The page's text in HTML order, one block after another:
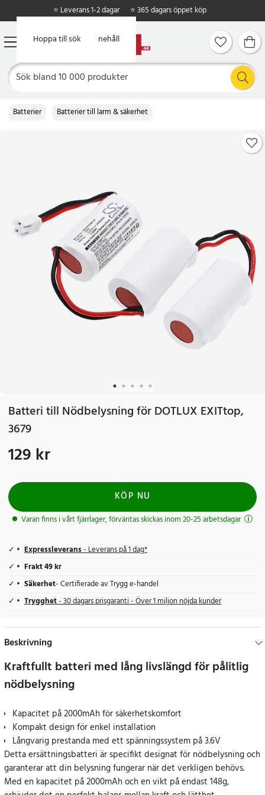
Hoppa till huvudinnehåll
Hoppa till sök
⭐ Leverans 1-2 dagar ⭐ 365 dagars öppet köp
Batterier Batterier till larm & säkerhet
Batteri till Nödbelysning för DOTLUX EXITtop,
3679
Pris:129 kr
129 kr
KÖP NU
Varan finns i vårt fjärrlager, förväntas skickas inom 20-25 arbetsdagar
Expressleverans- Leverans på 1 dag*
Frakt 49 kr
Säkerhet- Certifierade av Trygg e-handel
Trygghet- 30 dagars prisgaranti - Över 1 miljon nöjda kunder
Beskrivning
Kraftfullt batteri med lång livslängd för pålitlig
nödbelysning
Kapacitet på 2000mAh för säkerhetskomfort
Kompakt design för enkel installation
Långvarig prestanda med ett spänningssystem på 3.6V
Detta ersättningsbatteri är specifikt designat för nödbelysning och
garanterar att din belysning fungerar när det verkligen behövs.
Med en kapacitet på 2000mAh och en vikt på endast 148g,